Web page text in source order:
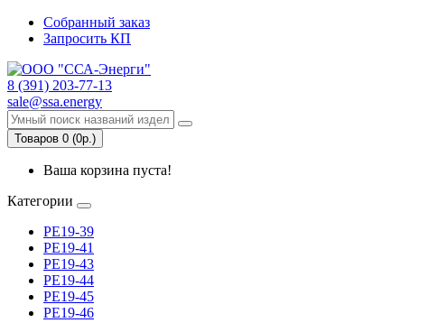
Собранный заказ
Запросить КП
8 (391) 203-77-13
sale@ssa.energy
Товаров 0 (0р.)
Ваша корзина пуста!
Категории
РЕ19-39
РЕ19-41
РЕ19-43
РЕ19-44
РЕ19-45
РЕ19-46